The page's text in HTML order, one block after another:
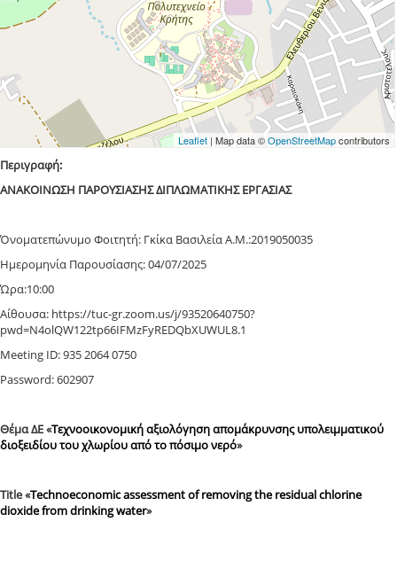
Leaflet| Map data ©OpenStreetMapcontributors
Περιγραφή:
ΑΝΑΚΟΙΝΩΣΗ ΠΑΡΟΥΣΙΑΣΗΣ ΔΙΠΛΩΜΑΤΙΚΗΣ ΕΡΓΑΣΙΑΣ
Όνοματεπώνυμο Φοιτητή: Γκίκα Βασιλεία Α.Μ.:2019050035
Ημερομηνία Παρουσίασης: 04/07/2025
Ώρα:10:00
Αίθουσα: https://tuc-gr.zoom.us/j/93520640750?
pwd=N4olQW122tp66IFMzFyREDQbXUWUL8.1
Meeting ID: 935 2064 0750
Password: 602907
Θέμα ΔE «Τεχνοοικονομική αξιολόγηση απομάκρυνσης υπολειμματικού
διοξειδίου του χλωρίου από το πόσιμο νερό»
Title «Technoeconomic assessment of removing the residual chlorine
dioxide from drinking water»